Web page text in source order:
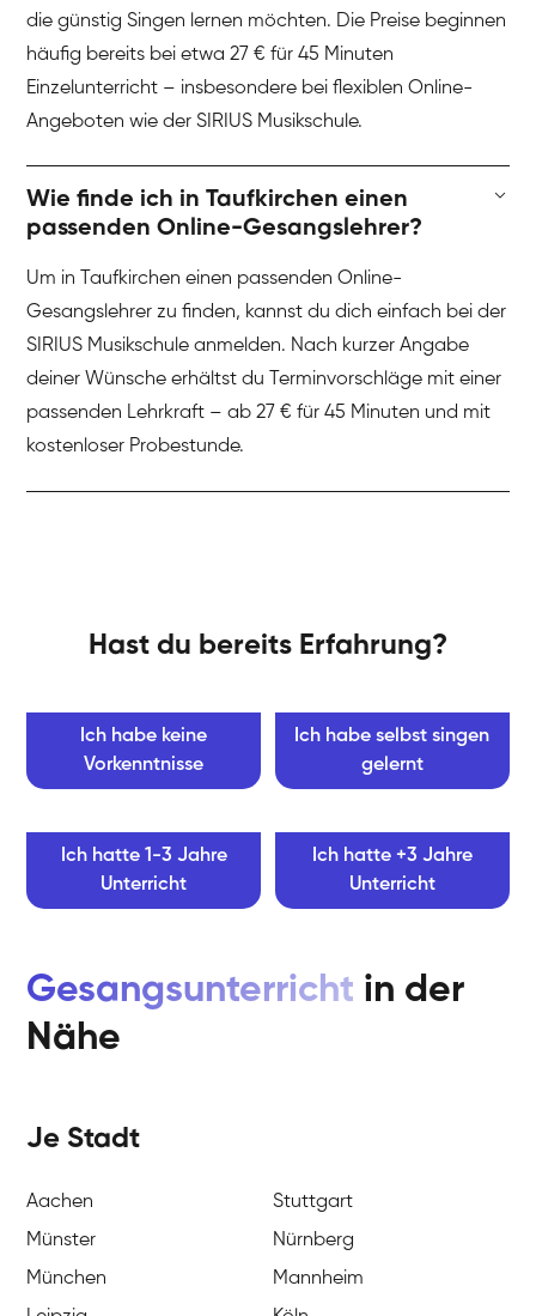
die günstig Singen lernen möchten. Die Preise beginnen
häufig bereits bei etwa 27 € für 45 Minuten
Einzelunterricht – insbesondere bei flexiblen Online-
Angeboten wie der SIRIUS Musikschule.
Wie finde ich in Taufkirchen einen
passenden Online-Gesangslehrer?
Um in Taufkirchen einen passenden Online-
Gesangslehrer zu finden, kannst du dich einfach bei der
SIRIUS Musikschule anmelden. Nach kurzer Angabe
deiner Wünsche erhältst du Terminvorschläge mit einer
passenden Lehrkraft – ab 27 € für 45 Minuten und mit
kostenloser Probestunde.
Hast du bereits Erfahrung?
Ich habe keine
Vorkenntnisse
Ich habe selbst singen
gelernt
Ich hatte 1-3 Jahre
Unterricht
Ich hatte +3 Jahre
Unterricht
Gesangsunterricht in der
Nähe
Je Stadt
Aachen
Stuttgart
Münster
Nürnberg
München
Mannheim